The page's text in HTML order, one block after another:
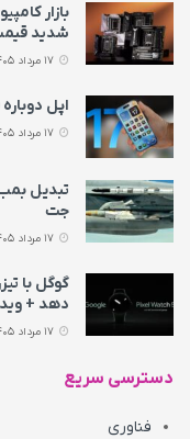
بازار
شدید
اپل
جت
دهد +
دسترسی سریع
فناوری